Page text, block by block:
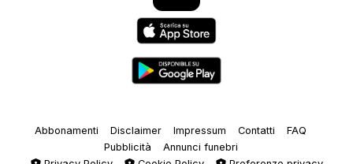
Abbonamenti Disclaimer Impressum Contatti
FAQ
Pubblicità
Annunci funebri